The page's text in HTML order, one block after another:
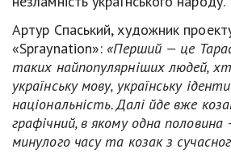
Артур Спаський, художник
«Spraynation»:«Перший — це
таких найпопулярніших людей,
українську мову, українську
національність. Далі йде вже
графічний, в якому одна половина
минулого часу та козак з